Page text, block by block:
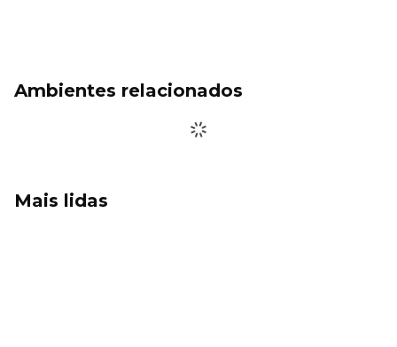
Ambientes relacionados
Mais lidas